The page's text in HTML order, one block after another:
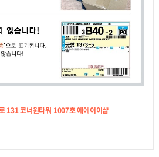
131 코너원타워 1007호 에에이이샵